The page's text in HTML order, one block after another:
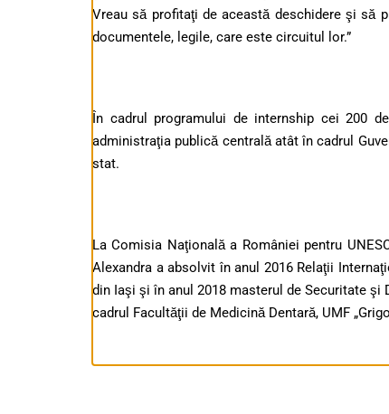
Vreau să profitaţi de această deschidere şi să
documentele, legile, care este circuitul lor.”
În cadrul programului de internship cei 200
administraţia publică centrală atât în cadrul
stat.
La Comisia Naţională a României pentru
Alexandra a absolvit în anul 2016 Relaţii
din Iaşi şi în anul 2018 masterul de Securitate şi
cadrul Facultăţii de Medicină Dentară, UMF